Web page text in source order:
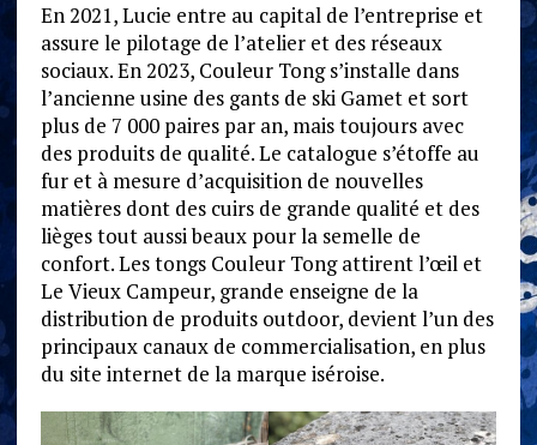
En 2021, Lucie entre au capital de l’entreprise et
assure le pilotage de l’atelier et des réseaux
sociaux. En 2023, Couleur Tong s’installe dans
l’ancienne usine des gants de ski Gamet et sort
plus de 7 000 paires par an, mais toujours avec
des produits de qualité. Le catalogue s’étoffe au
fur et à mesure d’acquisition de nouvelles
matières dont des cuirs de grande qualité et des
lièges tout aussi beaux pour la semelle de
confort. Les tongs Couleur Tong attirent l’œil et
Le Vieux Campeur, grande enseigne de la
distribution de produits outdoor, devient l’un des
principaux canaux de commercialisation, en plus
du site internet de la marque iséroise.